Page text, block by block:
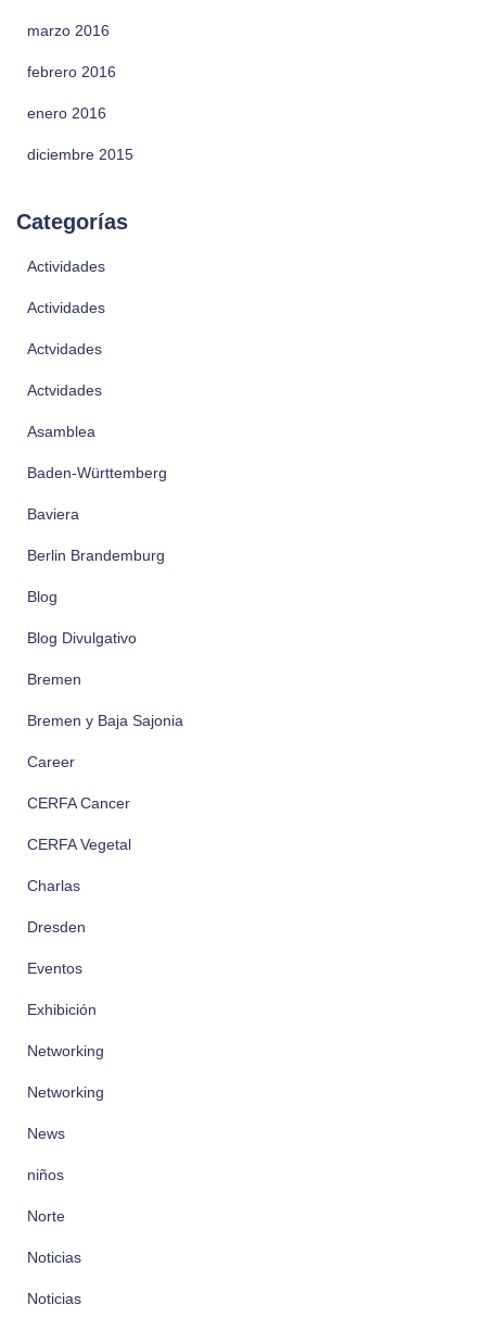
marzo 2016
febrero 2016
enero 2016
diciembre 2015
Categorías
Actividades
Actividades
Actvidades
Actvidades
Asamblea
Baden-Württemberg
Baviera
Berlin Brandemburg
Blog
Blog Divulgativo
Bremen
Bremen y Baja Sajonia
Career
CERFA Cancer
CERFA Vegetal
Charlas
Dresden
Eventos
Exhibición
Networking
Networking
News
niños
Norte
Noticias
Noticias